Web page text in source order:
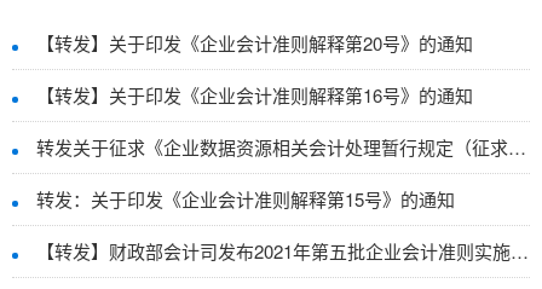
【转发】关于印发《企业会计准则解释第20号》的通知
【转发】关于印发《企业会计准则解释第16号》的通知
转发关于征求《企业数据资源相关会计处理暂行规定（征求意见稿）》意见的通知
转发：关于印发《企业会计准则解释第15号》的通知
【转发】财政部会计司发布2021年第五批企业会计准则实施问答